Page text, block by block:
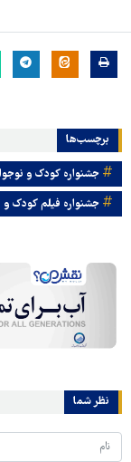
برچسب‌ها
جشنواره کودک و
جشنواره فیلم کودک و
نظر شما